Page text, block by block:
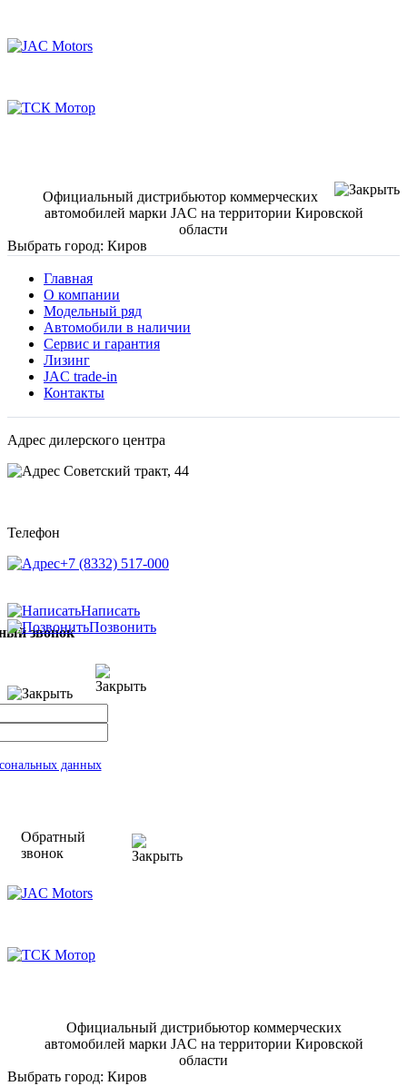
Официальный дистрибьютор коммерческих
автомобилей марки JAC на территории Кировской
области
Выбрать город: Киров
Главная
О компании
Модельный ряд
Автомобили в наличии
Сервис и гарантия
Лизинг
JAC trade-in
Контакты
Адрес дилерского центра
Советский тракт, 44
Телефон
+7 (8332) 517-000
Написать
Позвонить
звонок
данных
Обратный
звонок
Официальный дистрибьютор коммерческих
автомобилей марки JAC на территории Кировской
области
Выбрать город: Киров